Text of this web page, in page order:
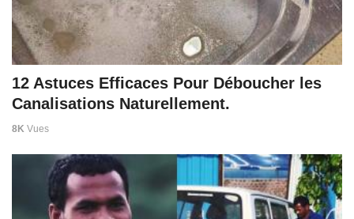
12 Astuces Efficaces Pour Déboucher les
Canalisations Naturellement.
8K Vues